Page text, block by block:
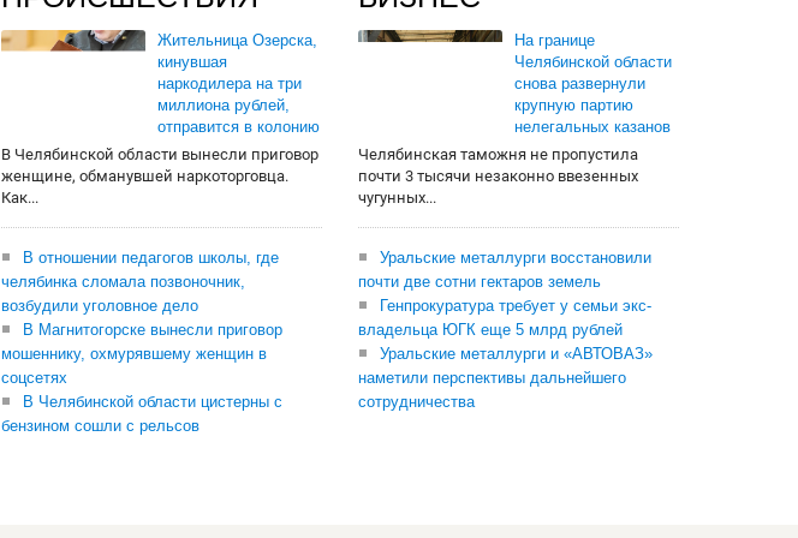
Жительница Озерска,
кинувшая
наркодилера на три
миллиона рублей,
отправится в колонию
В Челябинской области вынесли приговор
женщине, обманувшей наркоторговца.
Как...
В отношении педагогов школы, где
челябинка сломала позвоночник,
возбудили уголовное дело
В Магнитогорске вынесли приговор
мошеннику, охмурявшему женщин в
соцсетях
В Челябинской области цистерны с
бензином сошли с рельсов
На границе
Челябинской области
снова развернули
крупную партию
нелегальных казанов
Челябинская таможня не пропустила
почти 3 тысячи незаконно ввезенных
чугунных...
Уральские металлурги восстановили
почти две сотни гектаров земель
Генпрокуратура требует у семьи экс-
владельца ЮГК еще 5 млрд рублей
Уральские металлурги и «АВТОВАЗ»
наметили перспективы дальнейшего
сотрудничества